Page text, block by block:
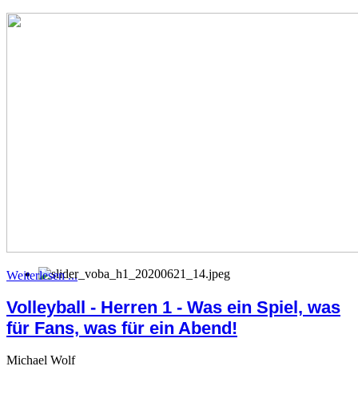
Weiterlesen ...
Volleyball - Herren 1 - Was ein Spiel, was
für Fans, was für ein Abend!
Michael Wolf